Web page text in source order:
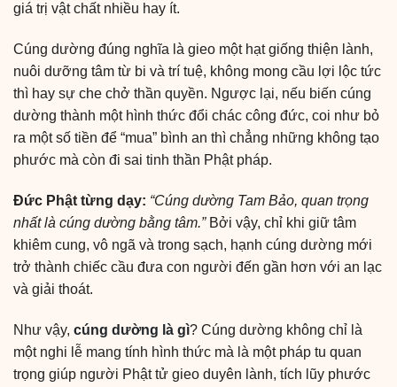
giá trị vật chất nhiều hay ít.
Cúng dường đúng nghĩa là gieo một hạt giống thiện lành,
nuôi dưỡng tâm từ bi và trí tuệ, không mong cầu lợi lộc tức
thì hay sự che chở thần quyền. Ngược lại, nếu biến cúng
dường thành một hình thức đổi chác công đức, coi như bỏ
ra một số tiền để “mua” bình an thì chẳng những không tạo
phước mà còn đi sai tinh thần Phật pháp.
Đức Phật từng dạy: “Cúng dường Tam Bảo, quan trọng
nhất là cúng dường bằng tâm.” Bởi vậy, chỉ khi giữ tâm
khiêm cung, vô ngã và trong sạch, hạnh cúng dường mới
trở thành chiếc cầu đưa con người đến gần hơn với an lạc
và giải thoát.
Như vậy, cúng dường là gì? Cúng dường không chỉ là
một nghi lễ mang tính hình thức mà là một pháp tu quan
trọng giúp người Phật tử gieo duyên lành, tích lũy phước